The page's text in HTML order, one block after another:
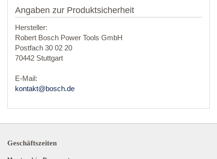
Angaben zur Produktsicherheit
Hersteller:
Robert Bosch Power Tools GmbH
Postfach 30 02 20
70442 Stuttgart
E-Mail:
kontakt@bosch.de
Geschäftszeiten